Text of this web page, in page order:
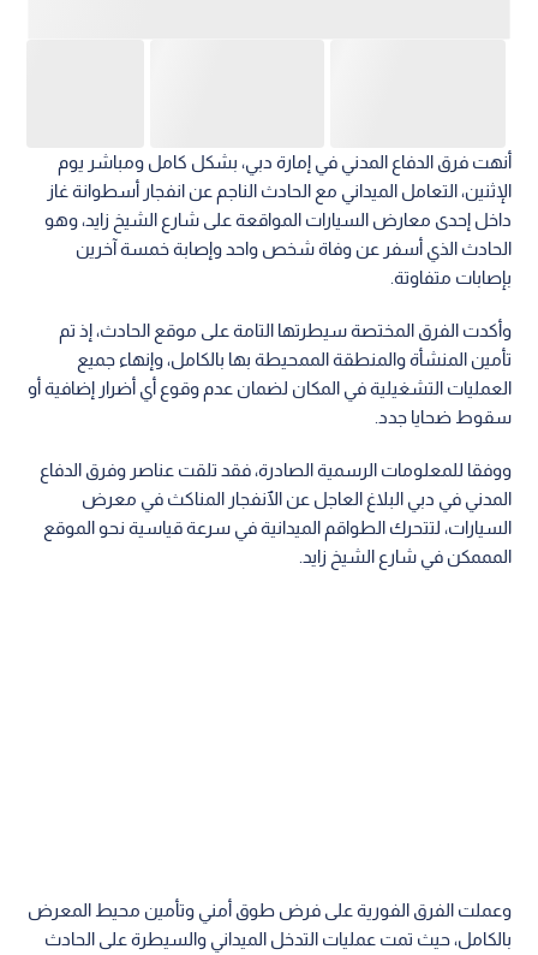
أنهت فرق الدفاع المدني في إمارة دبي، بشكل كامل ومباشر يوم
الإثنين، التعامل الميداني مع الحادث الناجم عن انفجار أسطوانة غاز
داخل إحدى معارض السيارات المواقعة على شارع الشيخ زايد، وهو
الحادث الذي أسفر عن وفاة شخص واحد وإصابة خمسة آخرين
بإصابات متفاوتة.
وأكدت الفرق المختصة سيطرتها التامة على موقع الحادث، إذ تم
تأمين المنشأة والمنطقة الممحيطة بها بالكامل، وإنهاء جميع
العمليات التشغيلية في المكان لضمان عدم وقوع أي أضرار إضافية أو
سقوط ضحايا جدد.
ووفقا للمعلومات الرسمية الصادرة، فقد تلقت عناصر وفرق الدفاع
المدني في دبي البلاغ العاجل عن الٱنفجار المناكث في معرض
السيارات، لتتحرك الطواقم الميدانية في سرعة قياسية نحو الموقع
المممكن في شارع الشيخ زايد.
وعملت الفرق الفورية على فرض طوق أمني وتأمين محيط المعرض
بالكامل، حيث تمت عمليات التدخل الميداني والسيطرة على الحادث